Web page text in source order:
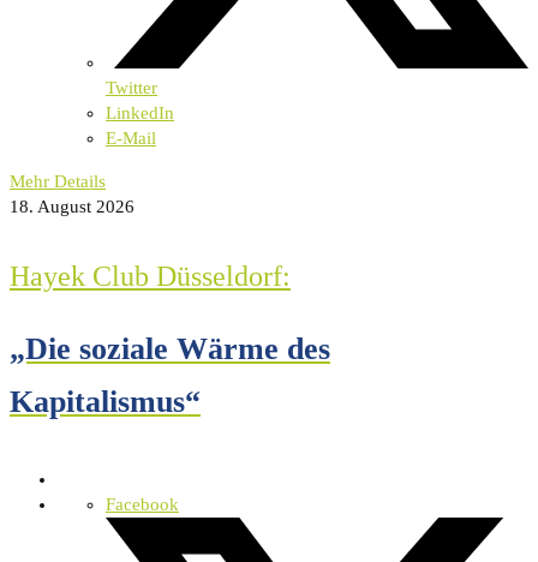
Twitter
LinkedIn
E-Mail
Mehr Details
18. August 2026
Hayek Club Düsseldorf:
„Die soziale Wärme des
Kapitalismus“
Facebook